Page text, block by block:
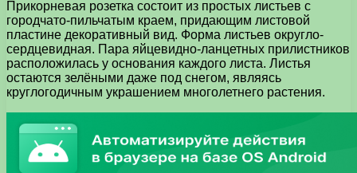
Прикорневая розетка состоит из простых листьев с
городчато-пильчатым краем, придающим листовой
пластине декоративный вид. Форма листьев округло-
сердцевидная. Пара яйцевидно-ланцетных прилистников
расположилась у основания каждого листа. Листья
остаются зелёными даже под снегом, являясь
круглогодичным украшением многолетнего растения.